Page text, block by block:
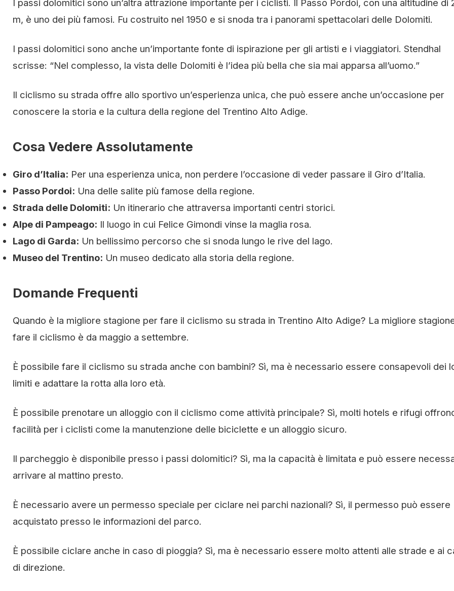
I passi dolomitici sono un’altra attrazione importante per i ciclisti. Il Passo Pordoi, con una altitudine di
m, è uno dei più famosi. Fu costruito nel 1950 e si snoda tra i panorami spettacolari delle Dolomiti.
I passi dolomitici sono anche un’importante fonte di ispirazione per gli artisti e i viaggiatori. Stendhal
scrisse: “Nel complesso, la vista delle Dolomiti è l’idea più bella che sia mai apparsa all’uomo.”
Il ciclismo su strada offre allo sportivo un’esperienza unica, che può essere anche un’occasione per
conoscere la storia e la cultura della regione del Trentino Alto Adige.
Cosa Vedere Assolutamente
Giro d’Italia: Per una esperienza unica, non perdere l’occasione di veder passare il Giro d’Italia.
Passo Pordoi: Una delle salite più famose della regione.
Strada delle Dolomiti: Un itinerario che attraversa importanti centri storici.
Alpe di Pampeago: Il luogo in cui Felice Gimondi vinse la maglia rosa.
Lago di Garda: Un bellissimo percorso che si snoda lungo le rive del lago.
Museo del Trentino: Un museo dedicato alla storia della regione.
Domande Frequenti
Quando è la migliore stagione per fare il ciclismo su strada in Trentino Alto Adige? La migliore
fare il ciclismo è da maggio a settembre.
È possibile fare il ciclismo su strada anche con bambini? Sì, ma è necessario essere consapevoli dei
limiti e adattare la rotta alla loro età.
È possibile prenotare un alloggio con il ciclismo come attività principale? Sì, molti hotels e rifugi
facilità per i ciclisti come la manutenzione delle biciclette e un alloggio sicuro.
Il parcheggio è disponibile presso i passi dolomitici? Sì, ma la capacità è limitata e può essere
arrivare al mattino presto.
È necessario avere un permesso speciale per ciclare nei parchi nazionali? Sì, il permesso può essere
acquistato presso le informazioni del parco.
È possibile ciclare anche in caso di pioggia? Sì, ma è necessario essere molto attenti alle strade e ai
di direzione.